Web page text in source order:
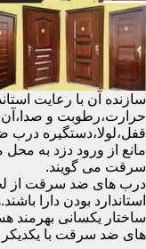
سازنده آن با رعایت
حرارت،رطوبت و صدا،آن
قفل،لولا،دستگیره درب
مانع از ورود دزد به
سرقت می گویند.
درب های ضد سرقت از
استاندارد بودن دارا
ساختار یکسانی
های ضد سرقت با